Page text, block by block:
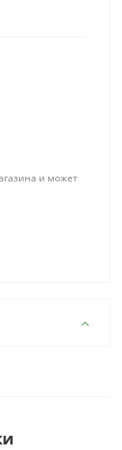
и может